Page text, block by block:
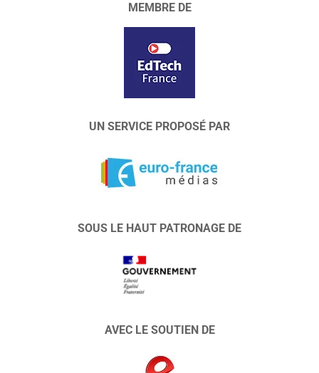
MEMBRE DE
UN SERVICE PROPOSÉ PAR
SOUS LE HAUT PATRONAGE DE
AVEC LE SOUTIEN DE